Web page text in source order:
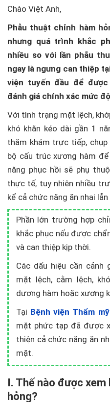
Chào Việt Anh,
Phẫu thuật chỉnh hàm
nhưng quá trình khắc
nhiều so với lần phẫu
ngay là ngưng can thiệp
viện tuyến đầu để
đánh giá chính xác mức
Với tình trạng mặt lệch,
khó khăn kéo dài gần 1
thăm khám trực tiếp,
bộ cấu trúc xương hàm
năng phục hồi sẽ phụ
thực tế, tuy nhiên nhiều
kể cả chức năng ăn nhai
Phần lớn trường hợp
khắc phục nếu được
và can thiệp kịp thời.
Các dấu hiệu cần cảnh
mặt lệch, cằm lệch,
dương hàm hoặc xương
Tại Bệnh viện Thẩm
mặt phức tạp đã được
thiện cả chức năng ăn
mặt.
I. Thế nào được
hỏng?